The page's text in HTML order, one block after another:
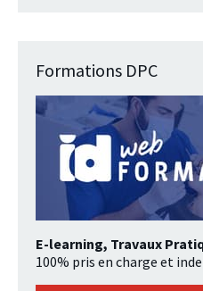
Formations DPC
E-learning, Travaux
100% pris en charge et